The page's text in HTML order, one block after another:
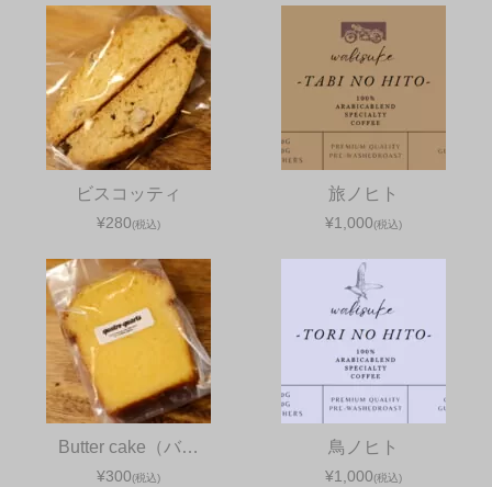
ビスコッティ
¥280(税込)
旅ノヒト
¥1,000(税込)
Butter cake（バ…
¥300(税込)
鳥ノヒト
¥1,000(税込)